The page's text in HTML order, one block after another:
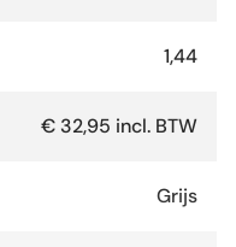
1,44
€ 32,95 incl. BTW
Grijs